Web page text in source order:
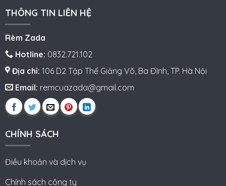
THÔNG TIN LIÊN HỆ
Rèm Zada
Hotline: 0832.721.102
Địa chỉ: 106 D2 Tập Thể Giảng Võ, Ba Đình, TP. Hà Nội
Email: remcuazada@gmail.com
CHÍNH SÁCH
Điều khoản và dịch vụ
Chính sách công ty